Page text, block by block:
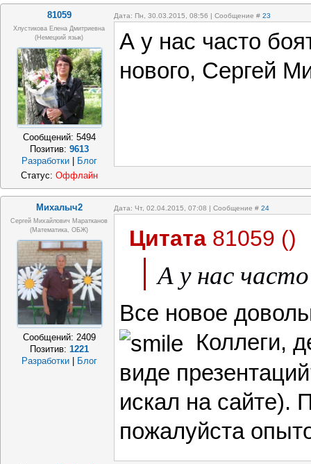
81059 Дата: Пн, 30.03.2015, 08:56 | Сообщение # 23
Хлустикова Елена Дмитриевна
(немецкий язык)
Сообщений: 5494
Позитив: 9613
Разработки
Блог
А у нас часто
нового, Сергей
Статус: Оффлайн
Михалыч2 Дата: Чт, 02.04.2015, 07:08 | Сообщение # 24
Сергей Михайлович Маратканов
(математика, ОБЖ)
Сообщений: 2409
Позитив: 1221
Разработки
Блог
Цитата 81059 ()
А у нас
Все новое
Коллеги,
виде
искал на сайте).
пожалуйста